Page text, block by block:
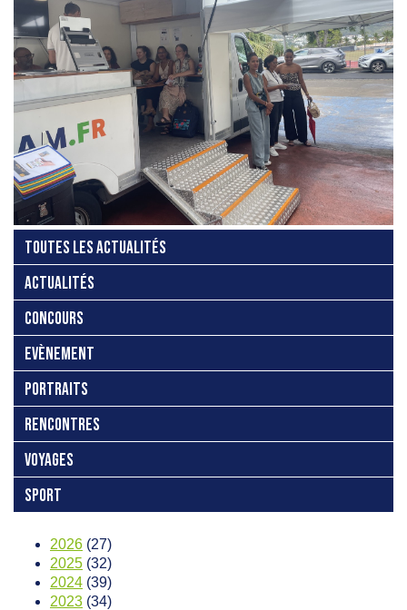
TOUTES LES ACTUALITÉS
ACTUALITÉS
CONCOURS
EVÈNEMENT
PORTRAITS
RENCONTRES
VOYAGES
SPORT
2026 (27)
2025 (32)
2024 (39)
2023 (34)